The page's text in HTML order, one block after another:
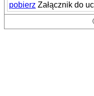
pobierz Załącznik do